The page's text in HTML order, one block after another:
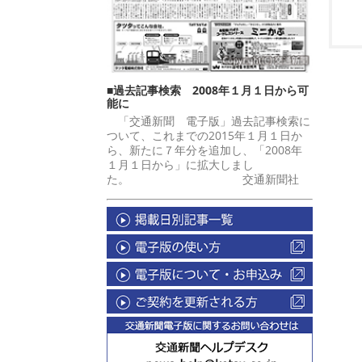
■過去記事検索 2008年１月１日から可
能に
「交通新聞 電子版」過去記事検索に
ついて、これまでの2015年１月１日か
ら、新たに７年分を追加し、「2008年
１月１日から」に拡大しまし
た。 交通新聞社